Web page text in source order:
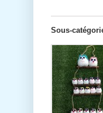
Sous-